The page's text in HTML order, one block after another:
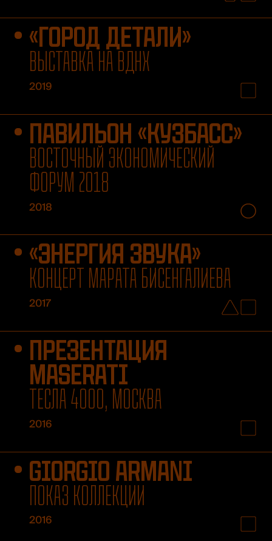
«ГОРОД ДЕТАЛИ»
ВЫСТАВКА НА ВДНХ
2019
ПАВИЛЬОН «КУЗБАСС»
ВОСТОЧНЫЙ ЭКОНОМИЧЕСКИЙ
ФОРУМ 2018
2018
«ЭНЕРГИЯ ЗВУКА»
КОНЦЕРТ МАРАТА БИСЕНГАЛИЕВА
2017
ПРЕЗЕНТАЦИЯ
MASERATI
ТЕСЛА 4000, МОСКВА
2016
GIORGIO ARMANI
ПОКАЗ КОЛЛЕКЦИИ
2016